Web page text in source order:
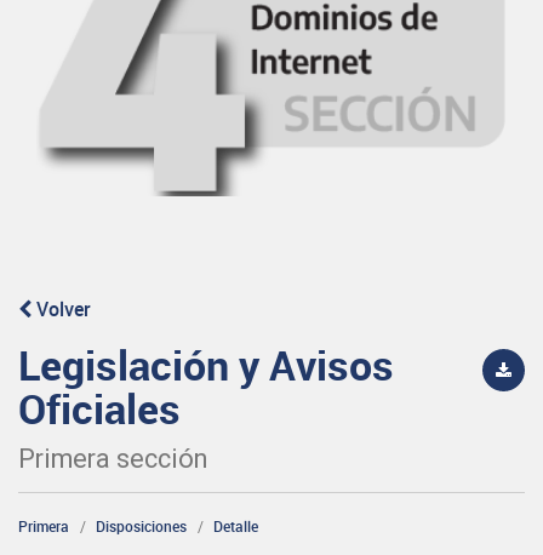
Volver
Legislación y Avisos
Oficiales
Primera sección
Primera Disposiciones Detalle